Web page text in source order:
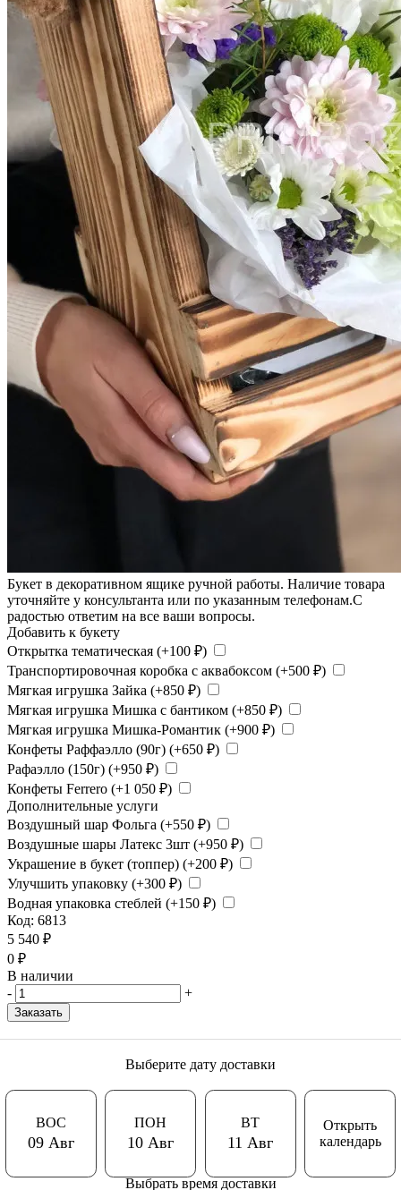
Букет в декоративном ящике ручной работы. Наличие товара
уточняйте у консультанта или по указанным телефонам.С
радостью ответим на все ваши вопросы.
Добавить к букету
Открытка тематическая (+100 ₽)
Транспортировочная коробка с аквабоксом (+500 ₽)
Мягкая игрушка Зайка (+850 ₽)
Мягкая игрушка Мишка с бантиком (+850 ₽)
Мягкая игрушка Мишка-Романтик (+900 ₽)
Конфеты Раффаэлло (90г) (+650 ₽)
Рафаэлло (150г) (+950 ₽)
Конфеты Ferrero (+1 050 ₽)
Дополнительные услуги
Воздушный шар Фольга (+550 ₽)
Воздушные шары Латекс 3шт (+950 ₽)
Украшение в букет (топпер) (+200 ₽)
Улучшить упаковку (+300 ₽)
Водная упаковка стеблей (+150 ₽)
Код: 6813
5 540 ₽
0 ₽
В наличии
-
+
Заказать
Выберите дату доставки
ВОС
09 Авг
ПОН
10 Авг
ВТ
11 Авг
Открыть
календарь
Выбрать время доставки